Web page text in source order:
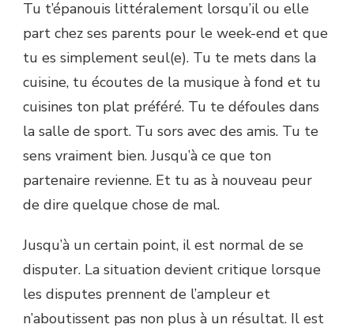
Tu t’épanouis littéralement lorsqu’il ou elle
part chez ses parents pour le week-end et que
tu es simplement seul(e). Tu te mets dans la
cuisine, tu écoutes de la musique à fond et tu
cuisines ton plat préféré. Tu te défoules dans
la salle de sport. Tu sors avec des amis. Tu te
sens vraiment bien. Jusqu’à ce que ton
partenaire revienne. Et tu as à nouveau peur
de dire quelque chose de mal.
Jusqu’à un certain point, il est normal de se
disputer. La situation devient critique lorsque
les disputes prennent de l’ampleur et
n’aboutissent pas non plus à un résultat. Il est